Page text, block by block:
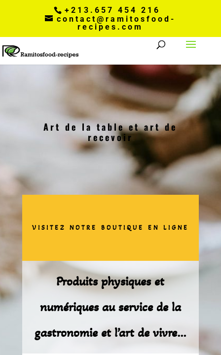
+213.657 454 216
contact@ramitosfood-
recipes.com
Art de la table et art de
recevoir
VISITEZ NOTRE BOUTIQUE EN LIGNE
Produits physiques et
numériques au service de la
gastronomie et l’art de vivre…